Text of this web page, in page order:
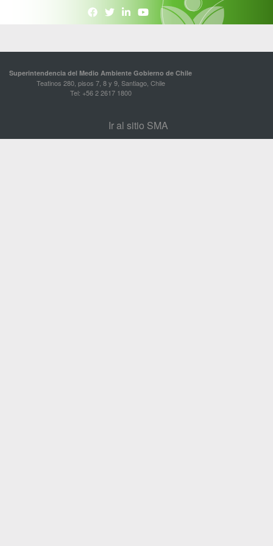
Superintendencia del Medio Ambiente Gobierno de Chile
Teatinos 280, pisos 7, 8 y 9, Santiago, Chile
Tel: +56 2 2617 1800
Ir al sitio SMA